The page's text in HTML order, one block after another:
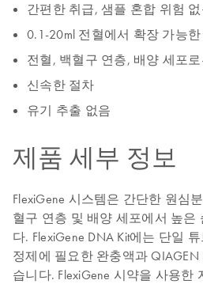
간편한 취급, 샘플 혼합 위험
0.1-20ml 전혈에서 확장 가능한
전혈, 백혈구 연층, 배양 세포
신속한 절차
유기 추출 없음
제품 세부 정보
FlexiGene 시스템은 간단한 원심
혈구 연층 및 배양 세포에서 높은
다. FlexiGene DNA Kit에는 단일
정제에 필요한 완충액과 QIAGEN
습니다. FlexiGene 시약을 사용한